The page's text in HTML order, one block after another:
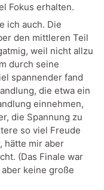
Fokus erhalten.
ich auch. Die
den mittleren Teil
weil nicht allzu
durch seine
spannender fand
die etwa ein
einnehmen,
die Spannung zu
so viel Freude
hätte mir aber
(Das Finale war
keine große